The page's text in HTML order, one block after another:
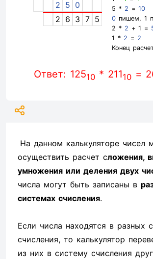
2 5 0
2 6 3 7 5
5 * 2 =10
0 пишем, 1
2 * 2 + 1 =
1 * 2 = 2
Конец
Ответ: 12510* 21110=
На данном калькуляторе чисел
осуществить расчет сложения,
умножения или деления двух
числа могут быть записаны в
системах счисления.
Если числа находятся в разных
счисления, то калькулятор
из них в систему счисления